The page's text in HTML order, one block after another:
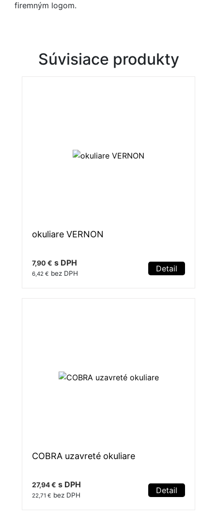
firemným logom.
Súvisiace produkty
okuliare VERNON
7,90 € s DPH
6,42 € bez DPH Detail
COBRA uzavreté okuliare
27,94 € s DPH
22,71 € bez DPH Detail